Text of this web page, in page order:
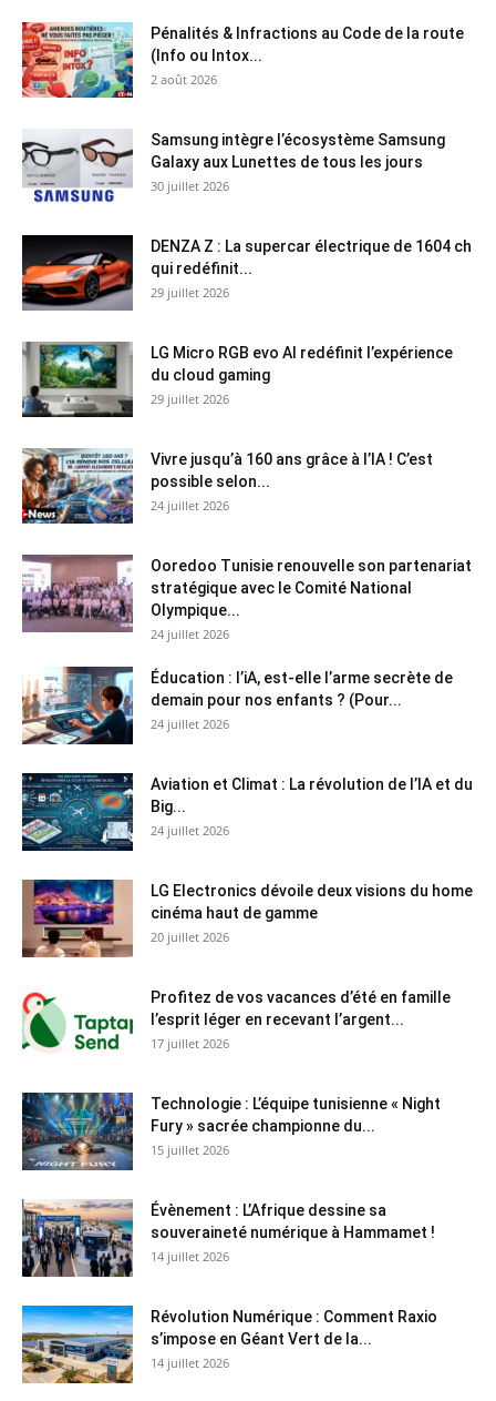
Pénalités & Infractions au Code de la route
(Info ou Intox...
2 août 2026
Samsung intègre l’écosystème Samsung
Galaxy aux Lunettes de tous les jours
30 juillet 2026
DENZA Z : La supercar électrique de 1604 ch
qui redéfinit...
29 juillet 2026
LG Micro RGB evo AI redéfinit l’expérience
du cloud gaming
29 juillet 2026
Vivre jusqu’à 160 ans grâce à l’IA ! C’est
possible selon...
24 juillet 2026
Ooredoo Tunisie renouvelle son partenariat
stratégique avec le Comité National
Olympique...
24 juillet 2026
Éducation : l’iA, est-elle l’arme secrète de
demain pour nos enfants ? (Pour...
24 juillet 2026
Aviation et Climat : La révolution de l’IA et du
Big...
24 juillet 2026
LG Electronics dévoile deux visions du home
cinéma haut de gamme
20 juillet 2026
Profitez de vos vacances d’été en famille
l’esprit léger en recevant l’argent...
17 juillet 2026
Technologie : L’équipe tunisienne « Night
Fury » sacrée championne du...
15 juillet 2026
Évènement : L’Afrique dessine sa
souveraineté numérique à Hammamet !
14 juillet 2026
Révolution Numérique : Comment Raxio
s’impose en Géant Vert de la...
14 juillet 2026